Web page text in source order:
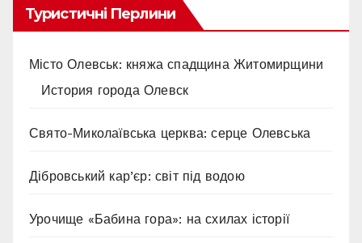
Туристичні Перлини
Місто Олевськ: княжа спадщина Житомирщини
История города Олевск
Свято-Миколаївська церква: серце Олевська
Дібровський кар’єр: світ під водою
Урочище «Бабина гора»: на схилах історії